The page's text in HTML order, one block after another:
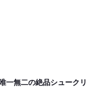
一無二の絶品シュークリ